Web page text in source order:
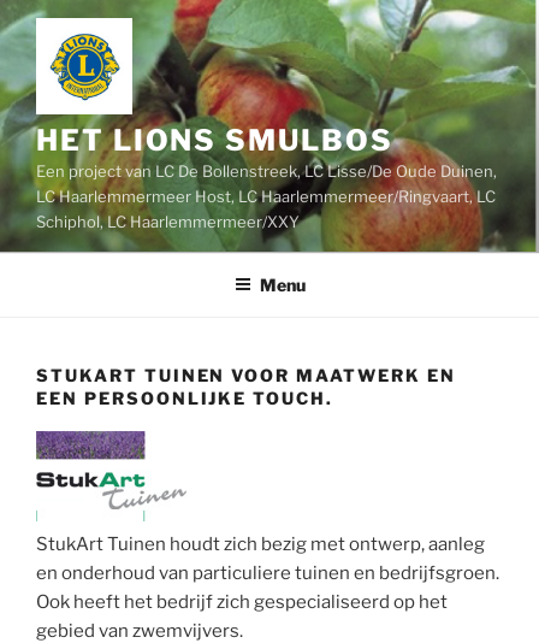
Ga
naar
inhoud
HET LIONS SMULBOS
Een project van LC De Bollenstreek, LC Lisse/De Oude Duinen,
LC Haarlemmermeer Host, LC Haarlemmermeer/Ringvaart, LC
Schiphol, LC Haarlemmermeer/XXY
Menu
STUKART TUINEN VOOR MAATWERK EN
EEN PERSOONLIJKE TOUCH.
StukArt Tuinen houdt zich bezig met ontwerp, aanleg
en onderhoud van particuliere tuinen en bedrijfsgroen.
Ook heeft het bedrijf zich gespecialiseerd op het
gebied van zwemvijvers.